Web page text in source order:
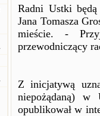
Radni Ustki
Jana Tomasza
mieście. -
przewodniczący
Z inicjatywą
niepożądaną) w
opublikował w